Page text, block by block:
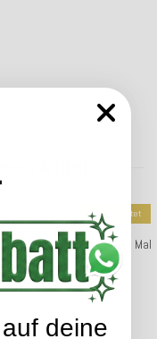
Artikel:
col. 2
Top bewertet
H.O.C.K.
auf deine